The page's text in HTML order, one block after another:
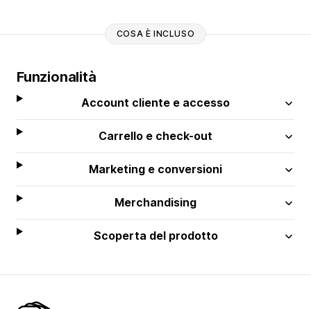
COSA È INCLUSO
Funzionalità
Account cliente e accesso
Carrello e check-out
Marketing e conversioni
Merchandising
Scoperta del prodotto